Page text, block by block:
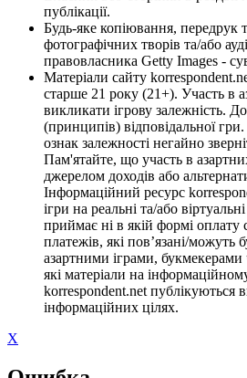
публікації.
Будь-яке копіювання, передрук
фотографічних творів та/або
правовласника Getty Images -
Матеріали сайту
старше 21 року (21+). Участь в
викликати ігрову залежність.
(принципів) відповідальної
ознак залежності негайно
Пам'ятайте, що участь в
джерелом доходів або
Інформаційний ресурс
ігри на реальні та/або
приймає ні в якій формі оплату
платежів, які пов’язані/можуть
азартними іграми, букмекерами
які матеріали на
korrespondent.net публікуються
інформаційних цілях.
X